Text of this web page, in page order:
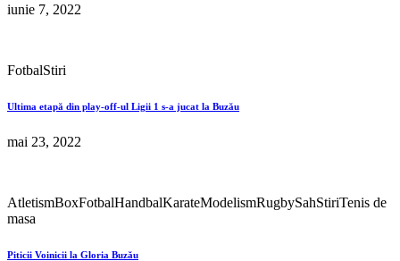
iunie 7, 2022
FotbalStiri
Ultima etapă din play-off-ul Ligii 1 s-a jucat la Buzău
mai 23, 2022
AtletismBoxFotbalHandbalKarateModelismRugbySahStiriTenis de
masa
Piticii Voinicii la Gloria Buzău